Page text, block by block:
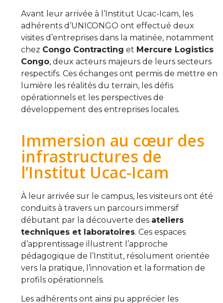
Avant leur arrivée à l’Institut Ucac-Icam, les
adhérents d’UNICONGO ont effectué deux
visites d’entreprises dans la matinée, notamment
chez Congo Contracting et Mercure Logistics
Congo, deux acteurs majeurs de leurs secteurs
respectifs. Ces échanges ont permis de mettre en
lumière les réalités du terrain, les défis
opérationnels et les perspectives de
développement des entreprises locales.
Immersion au cœur des
infrastructures de
l’Institut Ucac-Icam
À leur arrivée sur le campus, les visiteurs ont été
conduits à travers un parcours immersif
débutant par la découverte des ateliers
techniques et laboratoires. Ces espaces
d’apprentissage illustrent l’approche
pédagogique de l’Institut, résolument orientée
vers la pratique, l’innovation et la formation de
profils opérationnels.
Les adhérents ont ainsi pu apprécier les